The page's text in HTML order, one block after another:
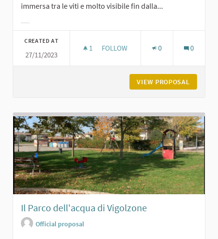
immersa tra le viti e molto visibile fin dalla...
CREATED AT
27/11/2023
1 1 FOLLOWER
FOLLOW 0 0
VIEW PROPOSAL
Il Parco dell'acqua di Vigolzone
Official proposal